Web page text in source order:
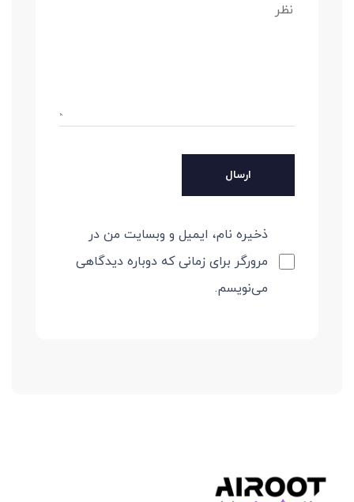
ذخیره نام، ایمیل و وبسایت من در
مرورگر برای زمانی که دوباره دیدگاهی
می‌نویسم.